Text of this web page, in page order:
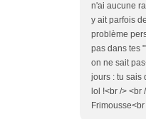
n'ai aucune
y ait parfois
problème
pas dans tes
on ne sait
jours : tu sais
lol !<br />